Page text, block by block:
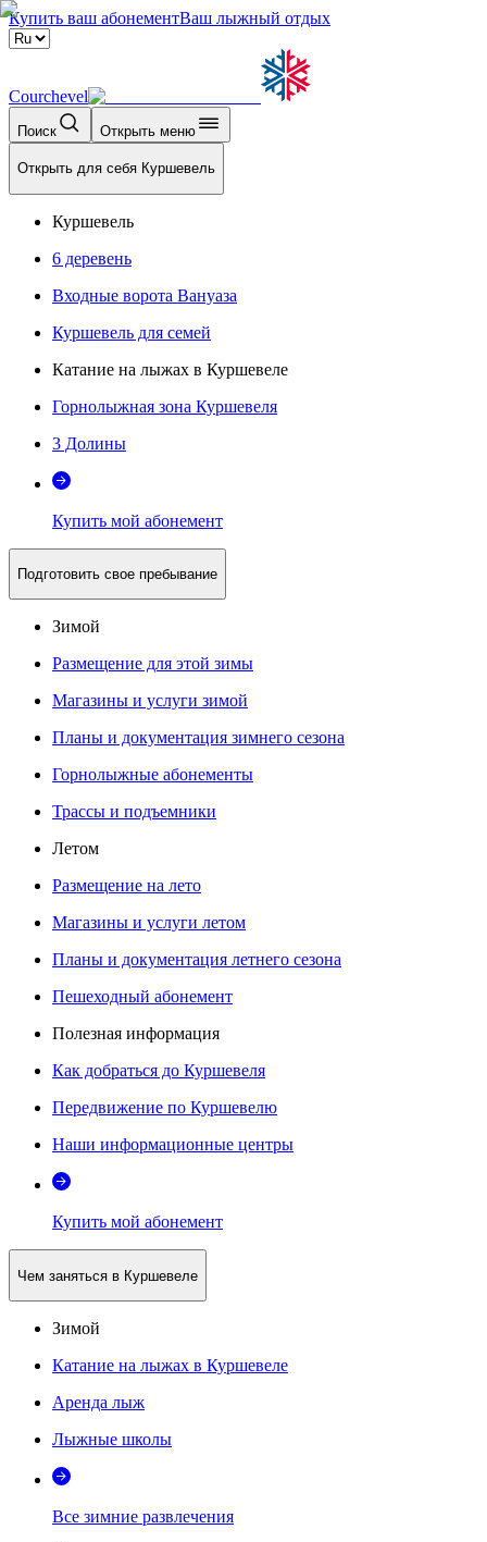
Купить ваш абонементВаш лыжный отдых
Courchevel
Поиск Открыть меню
Открыть для себя Куршевель
Куршевель
6 деревень
Входные ворота Вануаза
Куршевель для семей
Катание на лыжах в Куршевеле
Горнолыжная зона Куршевеля
3 Долины
Купить мой абонемент
Подготовить свое пребывание
Зимой
Размещение для этой зимы
Магазины и услуги зимой
Планы и документация зимнего сезона
Горнолыжные абонементы
Трассы и подъемники
Летом
Размещение на лето
Магазины и услуги летом
Планы и документация летнего сезона
Пешеходный абонемент
Полезная информация
Как добраться до Куршевеля
Передвижение по Куршевелю
Наши информационные центры
Купить мой абонемент
Чем заняться в Куршевеле
Зимой
Катание на лыжах в Куршевеле
Аренда лыж
Лыжные школы
Все зимние развлечения